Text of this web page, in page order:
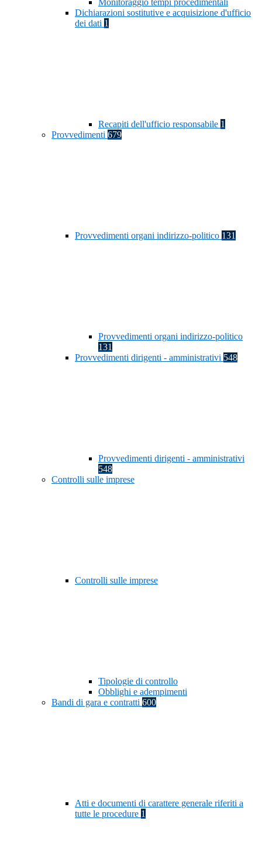
Monitoraggio tempi procedimentali
Dichiarazioni sostitutive e acquisizione d'ufficio
dei dati 1
Recapiti dell'ufficio responsabile 1
Provvedimenti 679
Provvedimenti organi indirizzo-politico 131
Provvedimenti organi indirizzo-politico
131
Provvedimenti dirigenti - amministrativi 548
Provvedimenti dirigenti - amministrativi
548
Controlli sulle imprese
Controlli sulle imprese
Tipologie di controllo
Obblighi e adempimenti
Bandi di gara e contratti 600
Atti e documenti di carattere generale riferiti a
tutte le procedure 1